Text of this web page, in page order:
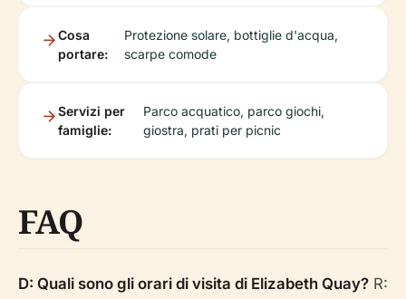
Cosa
portare:
Protezione solare, bottiglie d'acqua,
scarpe comode
Servizi per
famiglie:
Parco acquatico, parco giochi,
giostra, prati per picnic
FAQ
D: Quali sono gli orari di visita di Elizabeth Quay? R: